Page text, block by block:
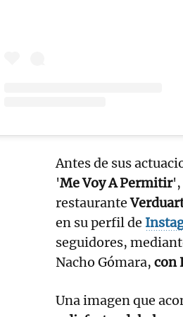
Antes de sus
'Me Voy A Permitir',
restaurante
en su perfil de
seguidores,
Nacho Gómara, con
Una imagen que